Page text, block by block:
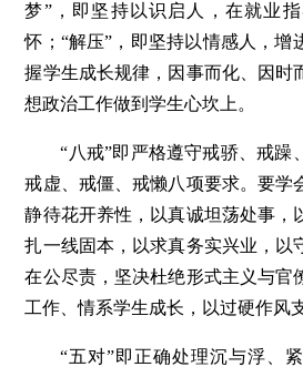
梦”，即坚持以识启人，在就业
怀；“解压”，即坚持以情感人，增
握学生成长规律，因事而化、因时
想政治工作做到学生心坎上。
“八戒”即严格遵守戒骄、戒躁
戒虚、戒僵、戒懒八项要求。要学
静待花开养性，以真诚坦荡处事，
扎一线固本，以求真务实兴业，以
在公尽责，坚决杜绝形式主义与官
工作、情系学生成长，以过硬作风
“五对”即正确处理沉与浮、